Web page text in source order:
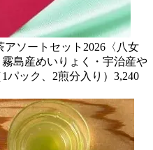
アソートセット2026〈八女
島産めいりょく・宇治産や
パック、2煎分入り）3,240